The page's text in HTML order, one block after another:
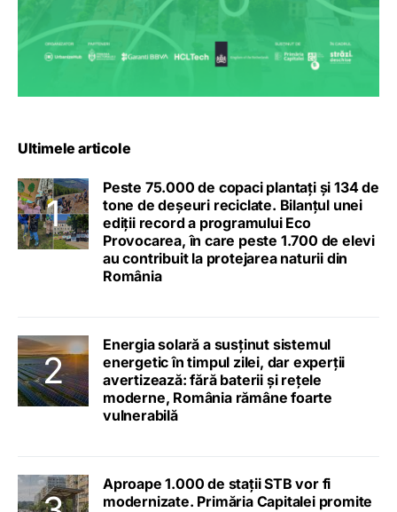
Ultimele articole
Peste 75.000 de copaci plantați și 134 de
tone de deșeuri reciclate. Bilanțul unei
ediții record a programului Eco
Provocarea, în care peste 1.700 de elevi
au contribuit la protejarea naturii din
România
Energia solară a susținut sistemul
energetic în timpul zilei, dar experții
avertizează: fără baterii și rețele
moderne, România rămâne foarte
vulnerabilă
Aproape 1.000 de stații STB vor fi
modernizate. Primăria Capitalei promite